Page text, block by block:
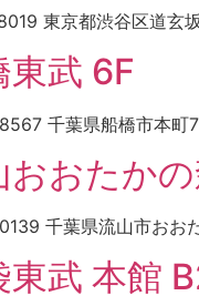
東京都渋谷区道玄
東武 6F
千葉県船橋市本町
おおたか
千葉県流山市おお
東武 本館